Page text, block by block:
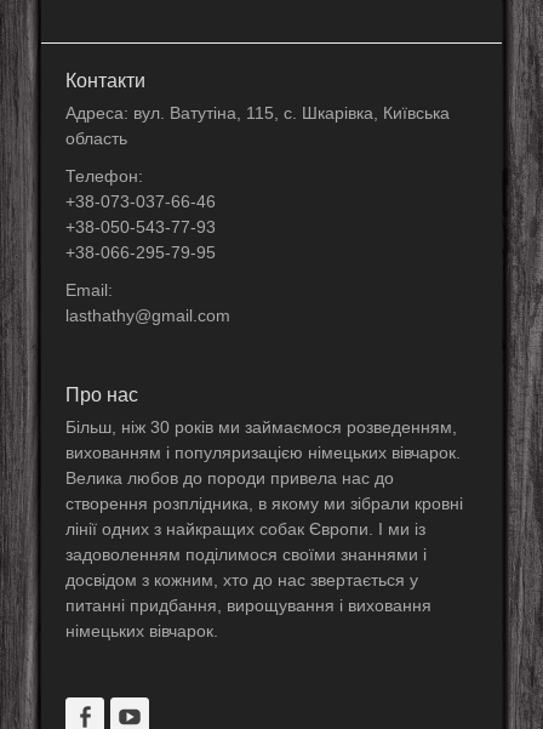
Контакти
Адреса: вул. Ватутіна, 115, с. Шкарівка, Київська
область
Телефон:
+38-073-037-66-46
+38-050-543-77-93
+38-066-295-79-95
Email:
lasthathy@gmail.com
Про нас
Більш, ніж 30 років ми займаємося розведенням,
вихованням і популяризацією німецьких вівчарок.
Велика любов до породи привела нас до
створення розплідника, в якому ми зібрали кровні
лінії одних з найкращих собак Європи. І ми із
задоволенням поділимося своїми знаннями і
досвідом з кожним, хто до нас звертається у
питанні придбання, вирощування і виховання
німецьких вівчарок.
Facebook